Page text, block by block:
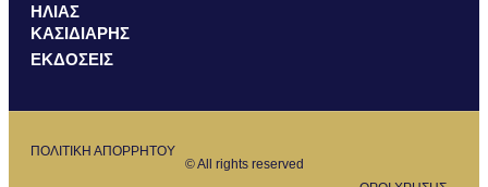
ΗΛΙΑΣ
ΚΑΣΙΔΙΑΡΗΣ
ΕΚΔΟΣΕΙΣ
ΠΟΛΙΤΙΚΗ ΑΠΟΡΡΗΤΟΥ
© All rights reserved